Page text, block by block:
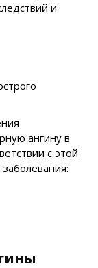
и
ангину в
с этой